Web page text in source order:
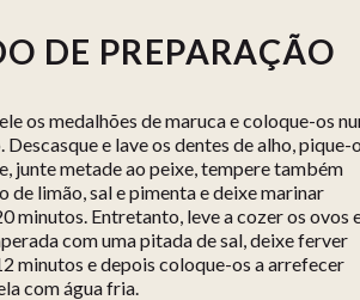
DE PREPARAÇÃO
os medalhões de maruca e coloque-os
e lave os dentes de alho, pique-
junte metade ao peixe, tempere também
de limão, sal e pimenta e deixe marinar
minutos. Entretanto, leve a cozer os ovos
com uma pitada de sal, deixe ferver
minutos e depois coloque-os a arrefecer
com água fria.